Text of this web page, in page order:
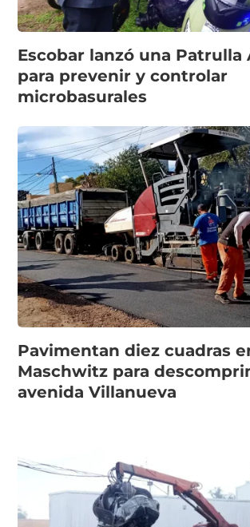
Escobar lanzó una Patrulla
para prevenir y controlar
microbasurales
Pavimentan diez cuadras
Maschwitz para
avenida Villanueva